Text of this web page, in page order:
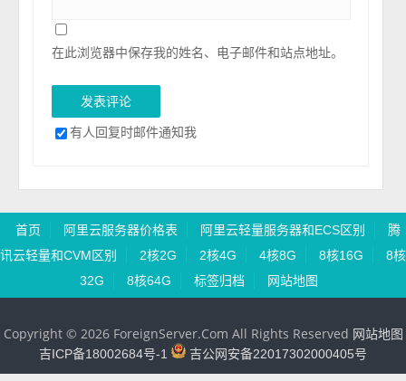
在此浏览器中保存我的姓名、电子邮件和站点地址。
有人回复时邮件通知我
首页 阿里云服务器价格表 阿里云轻量服务器和ECS区别
腾
讯云轻量和CVM区别
2核2G 2核4G 4核8G 8核16G
8核
32G
8核64G 标签归档 网站地图
Copyright © 2026 ForeignServer.Com All Rights Reserved 网站地图
吉ICP备18002684号-1
吉公网安备22017302000405号